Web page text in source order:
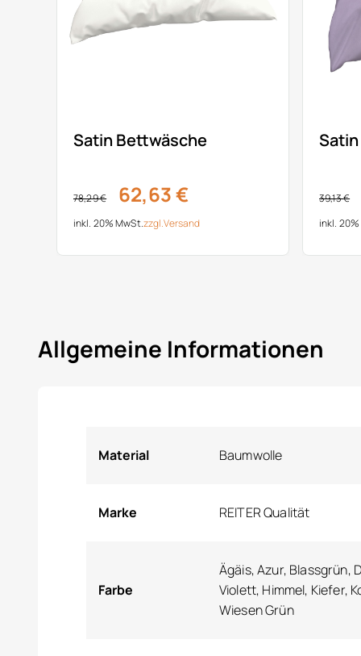
Satin Bettwäsche
78,29 € 62,63 €
inkl. 20% MwSt.zzgl.Versand
39,13 €
inkl.
Allgemeine Informationen
Material Baumwolle
Marke REITER Qualität
Farbe
Ägäis, Azur, Blassgrün,
Violett, Himmel, Kiefer,
Wiesen Grün